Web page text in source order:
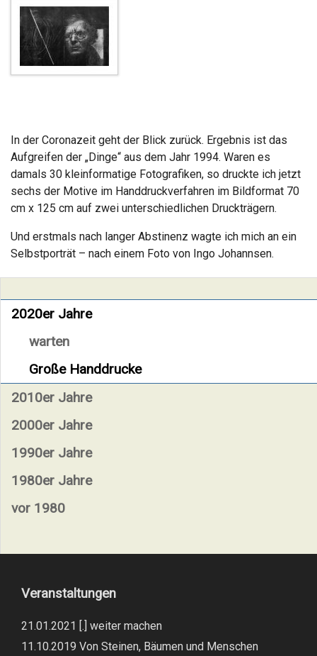
In der Coronazeit geht der Blick zurück. Ergebnis ist das
Aufgreifen der „Dinge“ aus dem Jahr 1994. Waren es
damals 30 kleinformatige Fotografiken, so druckte ich jetzt
sechs der Motive im Handdruckverfahren im Bildformat 70
cm x 125 cm auf zwei unterschiedlichen Druckträgern.
Und erstmals nach langer Abstinenz wagte ich mich an ein
Selbstporträt – nach einem Foto von Ingo Johannsen.
2020er Jahre
warten
Große Handdrucke
2010er Jahre
2000er Jahre
1990er Jahre
1980er Jahre
vor 1980
Veranstaltungen
21.01.2021 [.] weiter machen
11.10.2019 Von Steinen, Bäumen und Menschen